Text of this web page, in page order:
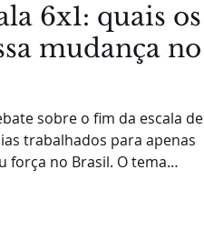
6x1: quais os
mudança no
sobre o fim da escala de
trabalhados para apenas
força no Brasil. O tema